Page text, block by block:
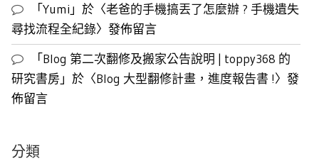
「Yumi 」於〈老爸的手機搞丟了怎麼辦 ? 手機遺失
尋找流程全紀錄〉發佈留言
「Blog 第二次翻修及搬家公告說明 | toppy368 的
研究書房」於〈Blog 大型翻修計畫，進度報告書 !〉發
佈留言
分類